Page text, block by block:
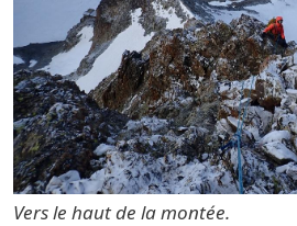
Vers le haut de la montée.